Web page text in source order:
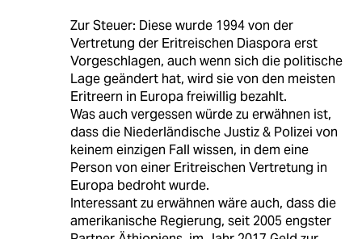
Zur Steuer: Diese wurde 1994 von der
Vertretung der Eritreischen Diaspora erst
Vorgeschlagen, auch wenn sich die politische
Lage geändert hat, wird sie von den meisten
Eritreern in Europa freiwillig bezahlt.
Was auch vergessen würde zu erwähnen ist,
dass die Niederländische Justiz & Polizei von
keinem einzigen Fall wissen, in dem eine
Person von einer Eritreischen Vertretung in
Europa bedroht wurde.
Interessant zu erwähnen wäre auch, dass die
amerikanische Regierung, seit 2005 engster